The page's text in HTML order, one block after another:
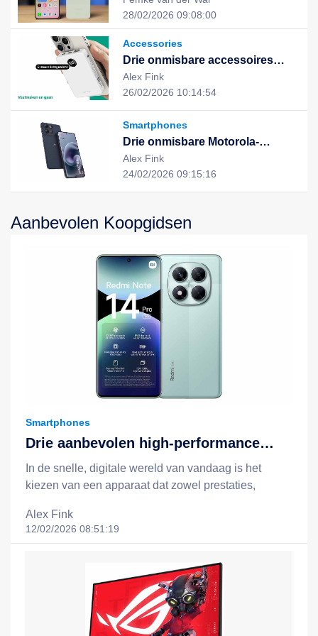
uitstekende prestaties en stijlvol
28/02/2026 09:08:00
Accessories
Drie onmisbare accessoires
voor een slimme, duurzame en
geïntegreerde digitale ervaring
Alex Fink
26/02/2026 10:14:54
Smartphones
Drie onmisbare Motorola-
apparaten voor een slimme,
efficiënte en duurzame digitale
Alex Fink
24/02/2026 09:15:16
Aanbevolen Koopgidsen
Smartphones
Drie aanbevolen high-performance
apparaten: Redmi Note 14, Redmi
Note 14 Pro 5G en het Xiaomi 15T +
Redmi Pad 2-combinatie
In de snelle, digitale wereld van vandaag is het
kiezen van een apparaat dat zowel prestaties,
prijs biedt, essentieel voor een efficiëntere en
gelukkigere levensstijl. Xiaomi staat bekend om zijn
middel van slimme, kostenefficiënte innovaties breidt
het technologie uit tot het dagelijks leven van
mensen uit alle lagen van de samenleving. In dit
artikel nemen we drie opvallende apparaten onder
Alex Fink
12/02/2026 08:51:19